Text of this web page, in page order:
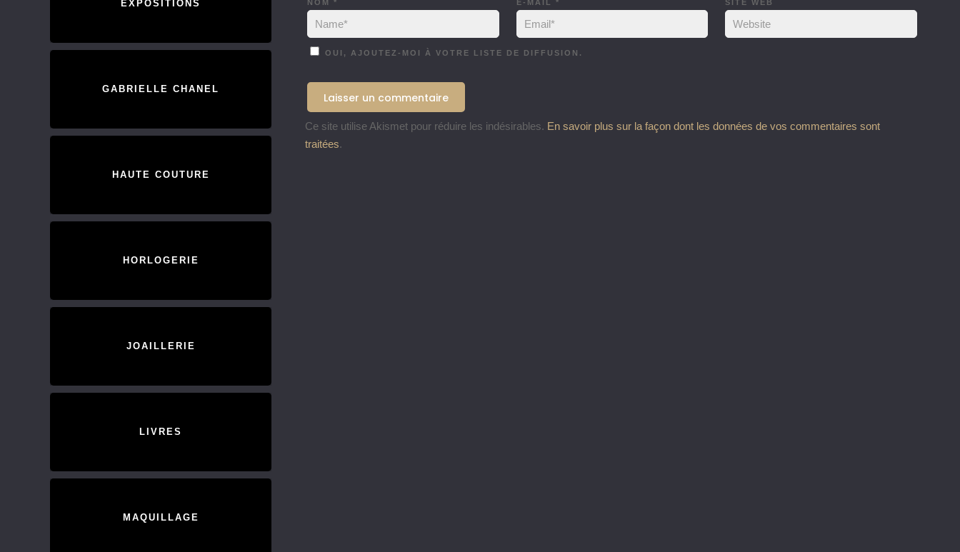
NOM * E-MAIL * SITE WEB
OUI, AJOUTEZ-MOI À VOTRE LISTE DE DIFFUSION.
Ce site utilise Akismet pour réduire les indésirables. En savoir plus sur la façon dont les données de vos commentaires sont
traitées.
EXPOSITIONS
GABRIELLE CHANEL
HAUTE COUTURE
HORLOGERIE
JOAILLERIE
LIVRES
MAQUILLAGE